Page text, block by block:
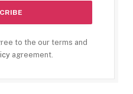
to the our terms and
agreement.